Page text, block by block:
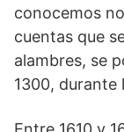
conocemos
cuentas que
alambres, se
1300, durante